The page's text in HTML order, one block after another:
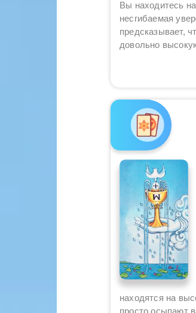
Вы находитесь
несгибаемая
предсказывает,
довольно
находятся на
просто осыпают